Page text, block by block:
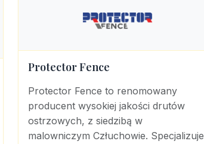
Protector Fence
Protector Fence to renomowany
producent wysokiej jakości drutów
ostrzowych, z siedzibą w
malowniczym Człuchowie. Specjalizuje